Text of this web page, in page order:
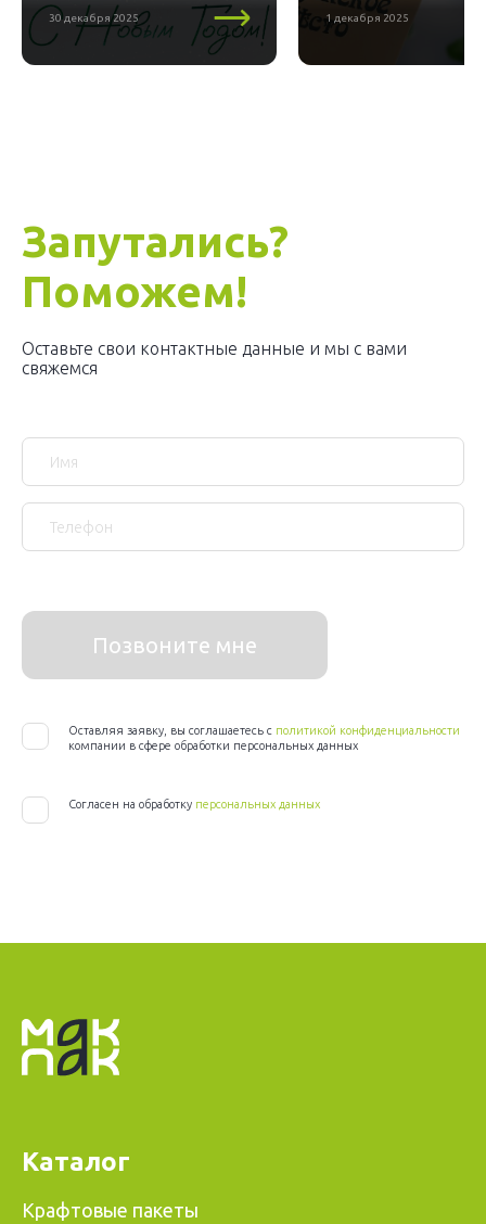
30 декабря 2025 1 декабря 2025
Запутались?
Поможем!
Оставьте свои контактные данные и мы с вами
свяжемся
Позвоните мне
Оставляя заявку, вы соглашаетесь с политикой конфиденциальности
компании в сфере обработки персональных данных
Согласен на обработку персональных данных
Каталог
Крафтовые пакеты